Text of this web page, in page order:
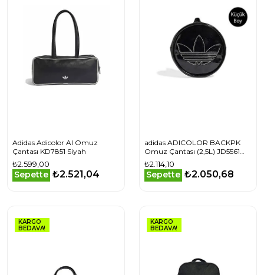
Adidas Adicolor Al Omuz
Çantası KD7851 Siyah
₺2.599,00
Sepette ₺2.521,04
adidas ADICOLOR BACKPK
Omuz Çantası (2,5L) JD5561
Renkli
₺2.114,10
Sepette ₺2.050,68
KARGO
BEDAVA!
KARGO
BEDAVA!